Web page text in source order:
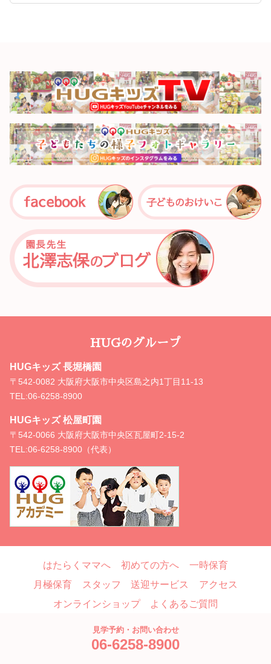
HUGのグループ
HUGキッズ 長堀橋園
〒542-0082 大阪府大阪市中央区島之内1丁目11-13
TEL:06-6258-8900
HUGキッズ 松屋町園
〒542-0066 大阪府大阪市中央区瓦屋町2-15-2
TEL:06-6258-8900（代表）
はたらくママへ 初めての方へ
一時保育
月極保育
スタッフ 送迎サービス
アクセス
オンラインショップ
よくあるご質問
見学予約・お問い合わせ
06-6258-8900